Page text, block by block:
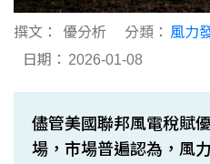
撰文： 優分析 分類： 風力
日期： 2026-01-08
儘管美國聯邦風電稅賦
場，市場普遍認為，風